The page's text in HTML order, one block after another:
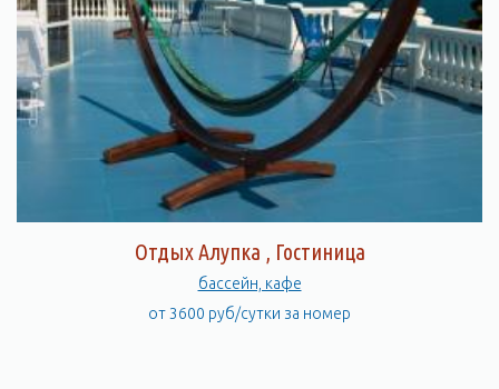
Отдых Алупка , Гостиница
бассейн, кафе
от 3600 руб/сутки за номер